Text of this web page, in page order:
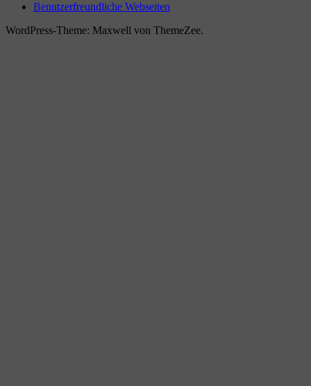
Benutzerfreundliche Webseiten
WordPress-Theme: Maxwell von ThemeZee.